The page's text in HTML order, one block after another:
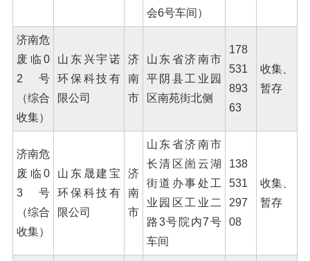
会6号车间）
济南危
废临0
2号
（综合
收集）
山东兴宇诺
环保科技有
限公司
济
南
市
山东省济南市
平阴县工业园
区南苑街北侧
178
531
893
63
收集、
暂存
济南危
废临0
3号
（综合
收集）
山东晟建宝
环保科技有
限公司
济
南
市
山东省济南市
长清区崮云湖
街道办事处工
业园区工业二
路3号院内7号
车间
138
531
297
08
收集、
暂存